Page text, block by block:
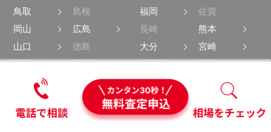
鳥取
島根
岡山
広島
山口
徳島
香川
愛媛
福岡
佐賀
長崎
熊本
大分
宮崎
鹿児島
沖縄